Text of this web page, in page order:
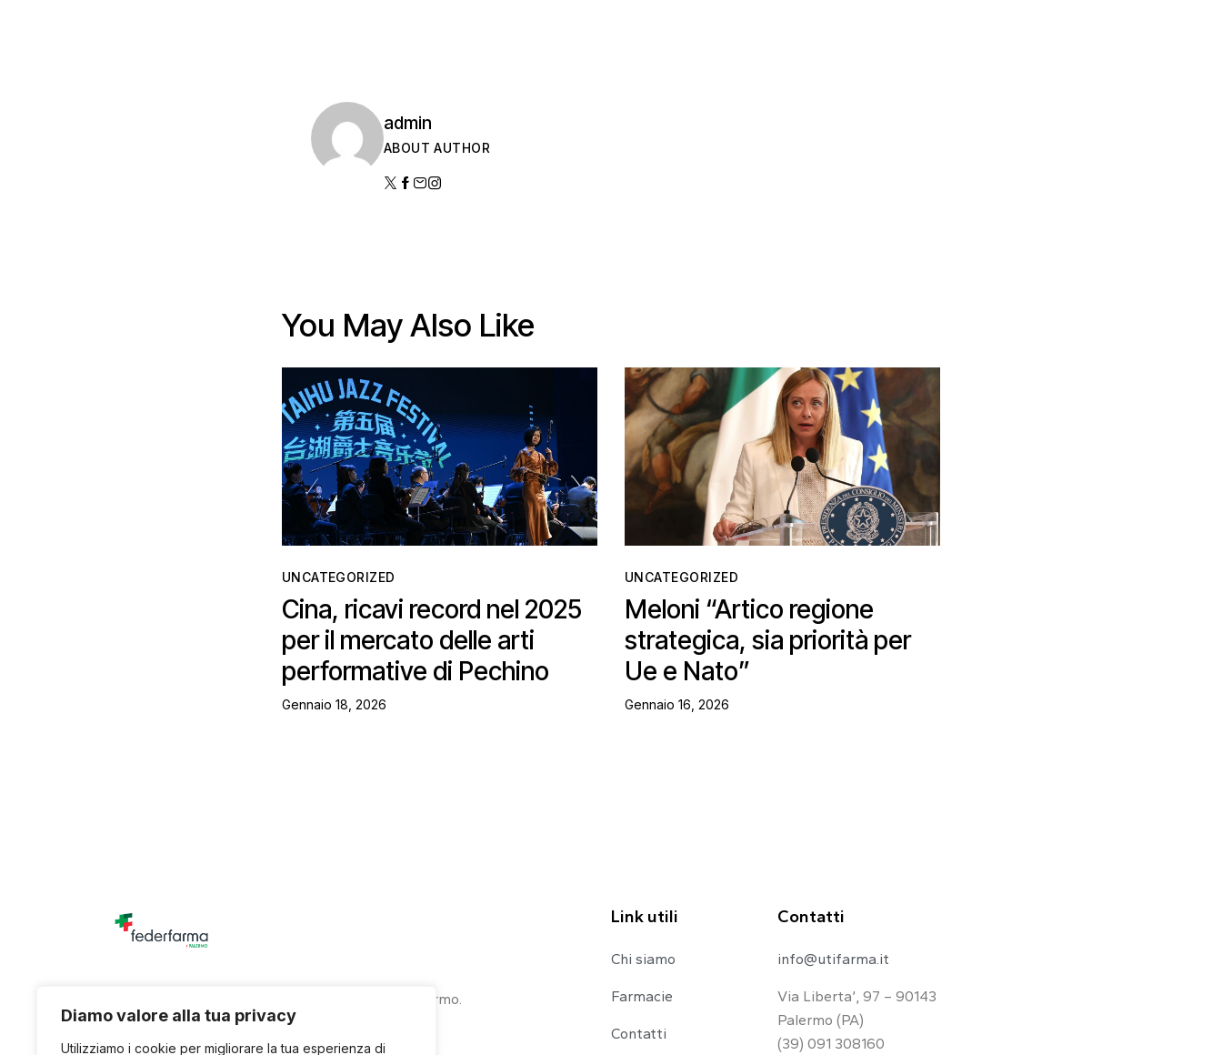
Diamo valore alla tua privacy
Utilizziamo i cookie per migliorare la tua esperienza di
admin
ABOUT AUTHOR
You May Also Like
UNCATEGORIZED
Cina, ricavi record nel 2025
per il mercato delle arti
performative di Pechino
Gennaio 18, 2026
UNCATEGORIZED
Meloni “Artico regione
strategica, sia priorità per
Ue e Nato”
Gennaio 16, 2026
Unione titolari di farmacia della provincia di Palermo.
Link utili
Chi siamo
Farmacie
Contatti
Contatti
info@utifarma.it
Via Liberta’, 97 – 90143
Palermo (PA)
(39) 091 308160